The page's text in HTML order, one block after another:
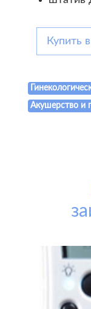
Купить
Акушерство и